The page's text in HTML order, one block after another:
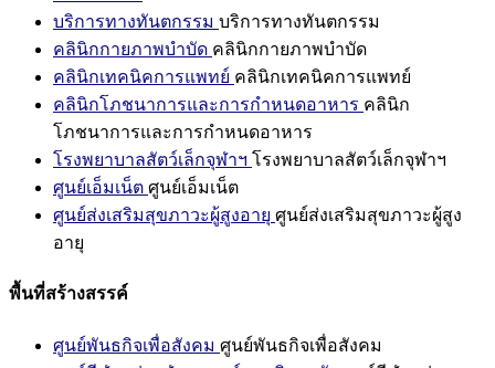
บริการทางทันตกรรม บริการทางทันตกรรม
คลินิกกายภาพบำบัด คลินิกกายภาพบำบัด
คลินิกเทคนิคการแพทย์ คลินิกเทคนิคการแพทย์
คลินิกโภชนาการและการกำหนดอาหาร คลินิก
โภชนาการและการกำหนดอาหาร
โรงพยาบาลสัตว์เล็กจุฬาฯ โรงพยาบาลสัตว์เล็กจุฬาฯ
ศูนย์เอ็มเน็ต ศูนย์เอ็มเน็ต
ศูนย์ส่งเสริมสุขภาวะผู้สูงอายุ ศูนย์ส่งเสริมสุขภาวะผู้สูง
อายุ
พื้นที่สร้างสรรค์
ศูนย์พันธกิจเพื่อสังคม ศูนย์พันธกิจเพื่อสังคม